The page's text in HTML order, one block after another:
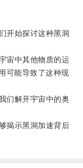
始探讨这种黑洞
中其他物质的运
可能导致了这种现
解开宇宙中的奥
示黑洞加速背后